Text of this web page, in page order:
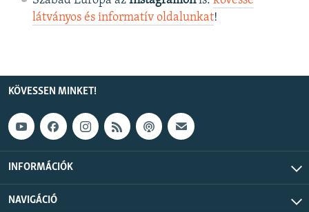
látványos és informatív oldalunkat! ​
KÖVESSEN MINKET!
INFORMÁCIÓK
NAVIGÁCIÓ